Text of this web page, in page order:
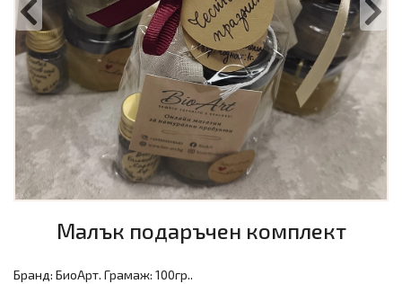
Малък подаръчен комплект
Бранд: БиоАрт. Грамаж: 100гр..